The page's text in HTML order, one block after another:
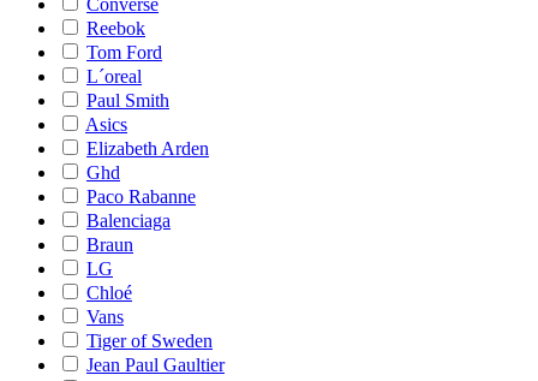
Converse
Reebok
Tom Ford
L´oreal
Paul Smith
Asics
Elizabeth Arden
Ghd
Paco Rabanne
Balenciaga
Braun
LG
Chloé
Vans
Tiger of Sweden
Jean Paul Gaultier